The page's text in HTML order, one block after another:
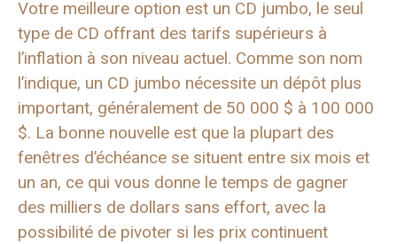
Votre meilleure option est un CD jumbo, le seul
type de CD offrant des tarifs supérieurs à
l’inflation à son niveau actuel. Comme son nom
l’indique, un CD jumbo nécessite un dépôt plus
important, généralement de 50 000 $ à 100 000
$. La bonne nouvelle est que la plupart des
fenêtres d’échéance se situent entre six mois et
un an, ce qui vous donne le temps de gagner
des milliers de dollars sans effort, avec la
possibilité de pivoter si les prix continuent